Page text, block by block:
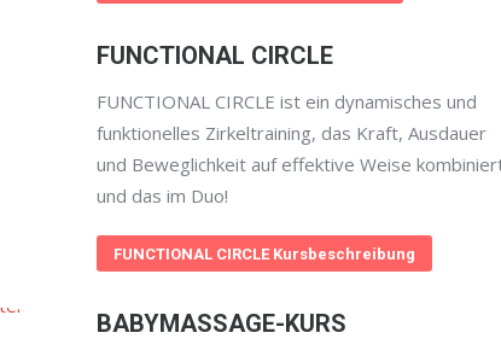
FUNCTIONAL CIRCLE
FUNCTIONAL CIRCLE ist ein dynamisches und
funktionelles Zirkeltraining, das Kraft, Ausdauer
und Beweglichkeit auf effektive Weise
und das im Duo!
FUNCTIONAL CIRCLE Kursbeschreibung
BABYMASSAGE-KURS